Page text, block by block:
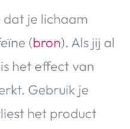
dat je lichaam
(bron). Als jij al
het effect van
Gebruik je
het product